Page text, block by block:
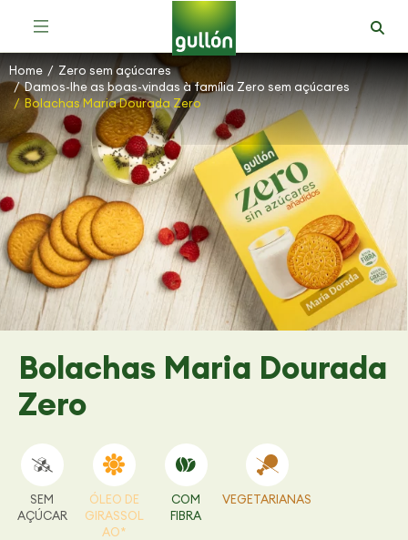
You are here:
Home
Zero sem açúcares
Damos-lhe as boas-vindas à família Zero sem açúcares
Bolachas Maria Dourada Zero
Bolachas Maria Dourada
Zero
SEM
AÇÚCAR
ÓLEO DE
GIRASSOL
AO*
COM
FIBRA
VEGETARIANAS